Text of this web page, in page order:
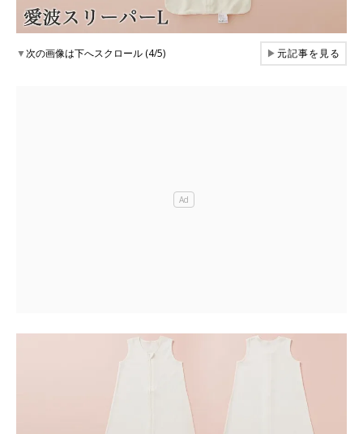
▼次の画像は下へスクロール (4/5) ▶元記事を見る